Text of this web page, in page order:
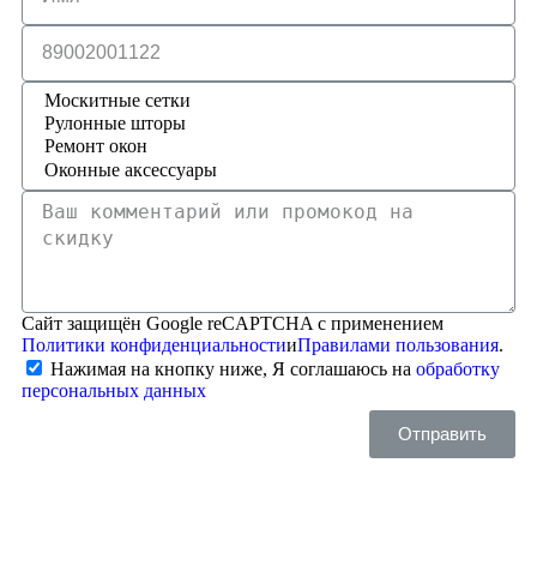
Сайт защищён Google reCAPTCHA с применением
Политики конфиденциальностииПравилами пользования.
Нажимая на кнопку ниже, Я соглашаюсь на обработку
персональных данных
Отправить